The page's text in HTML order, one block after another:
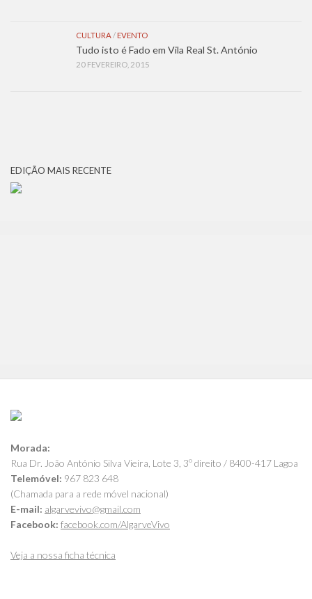
CULTURA/ EVENTO
Tudo isto é Fado em Vila Real St. António
20 FEVEREIRO, 2015
EDIÇÃO MAIS RECENTE
Morada:
Rua Dr. João António Silva Vieira, Lote 3, 3º direito / 8400-417 Lagoa
Telemóvel: 967 823 648
(Chamada para a rede móvel nacional)
E-mail: algarvevivo@gmail.com
Facebook: facebook.com/AlgarveVivo
Veja a nossa ficha técnica